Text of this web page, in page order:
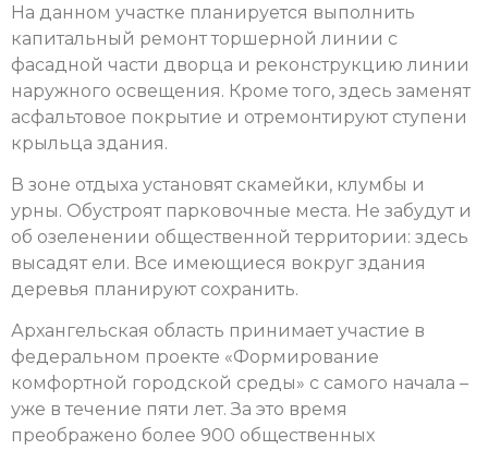
На данном участке планируется выполнить
капитальный ремонт торшерной линии с
фасадной части дворца и реконструкцию линии
наружного освещения. Кроме того, здесь заменят
асфальтовое покрытие и отремонтируют ступени
крыльца здания.
В зоне отдыха установят скамейки, клумбы и
урны. Обустроят парковочные места. Не забудут и
об озеленении общественной территории: здесь
высадят ели. Все имеющиеся вокруг здания
деревья планируют сохранить.
Архангельская область принимает участие в
федеральном проекте «Формирование
комфортной городской среды» с самого начала –
уже в течение пяти лет. За это время
преображено более 900 общественных